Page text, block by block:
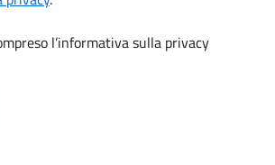
l’informativa sulla privacy